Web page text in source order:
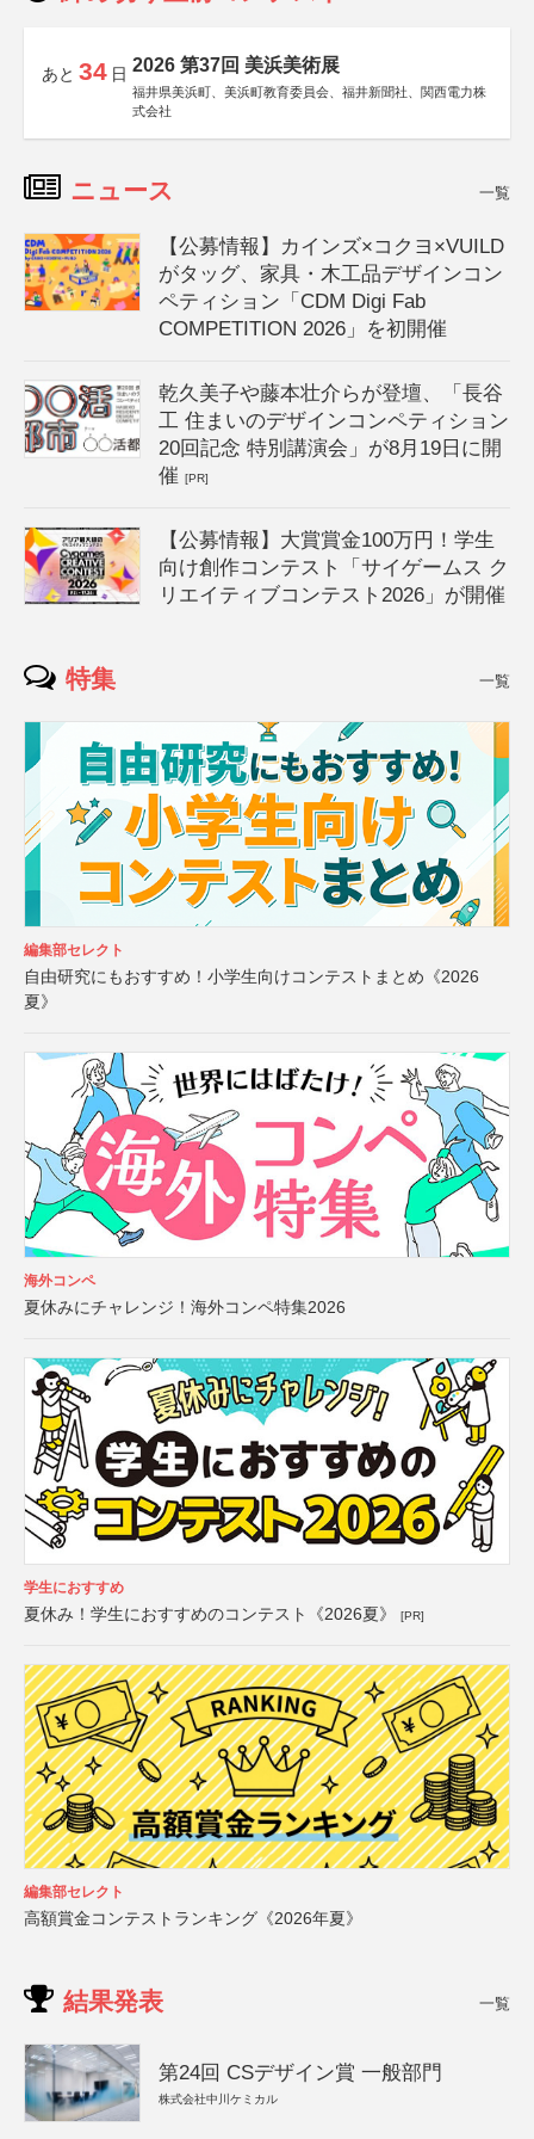
あと 34 日 2026 第37回 美浜美術展
福井県美浜町、美浜町教育委員会、福井新聞社、関西電力株
式会社
ニュース 一覧
【公募情報】カインズ×コクヨ×VUILD
がタッグ、家具・木工品デザインコン
ペティション「CDM Digi Fab
COMPETITION 2026」を初開催
乾久美子や藤本壮介らが登壇、「長谷
工 住まいのデザインコンペティション
20回記念 特別講演会」が8月19日に開
催[PR]
【公募情報】大賞賞金100万円！学生
向け創作コンテスト「サイゲームス ク
リエイティブコンテスト2026」が開催
特集 一覧
編集部セレクト
自由研究にもおすすめ！小学生向けコンテストまとめ《2026
夏》
海外コンペ
夏休みにチャレンジ！海外コンペ特集2026
学生におすすめ
夏休み！学生におすすめのコンテスト《2026夏》 [PR]
編集部セレクト
高額賞金コンテストランキング《2026年夏》
結果発表 一覧
第24回 CSデザイン賞 一般部門
株式会社中川ケミカル